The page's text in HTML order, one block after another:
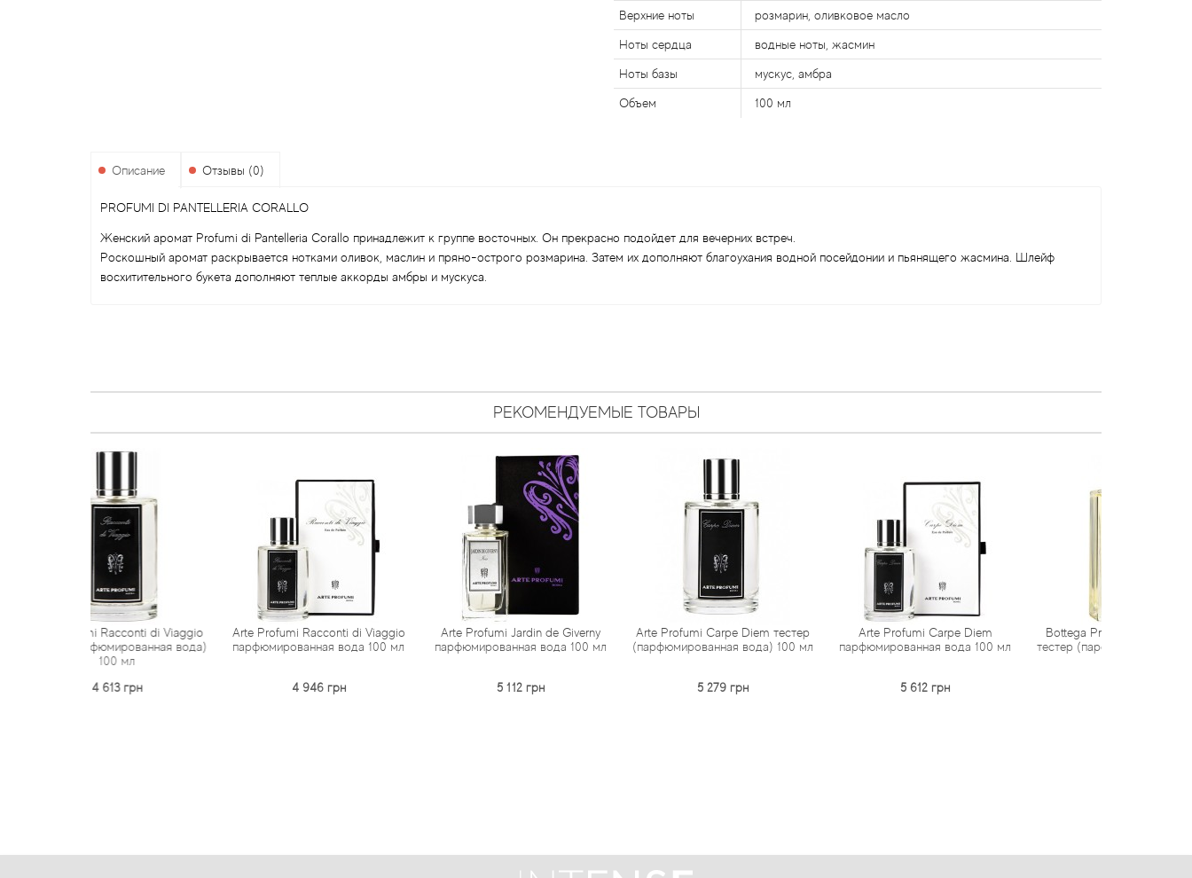
Верхние ноты розмарин, оливковое масло
Ноты сердца водные ноты, жасмин
Ноты базы мускус, амбра
Объем 100 мл
Описание Отзывы (0)
PROFUMI DI PANTELLERIA CORALLO
Женский аромат Profumi di Pantelleria Corallo принадлежит к группе восточных. Он прекрасно подойдет для вечерних встреч.
Роскошный аромат раскрывается нотками оливок, маслин и пряно-острого розмарина. Затем их дополняют благоухания водной посейдонии и пьянящего жасмина. Шлейф
восхитительного букета дополняют теплые аккорды амбры и мускуса.
РЕКОМЕНДУЕМЫЕ ТОВАРЫ
Racconti di Viaggio
вода)
Arte Profumi Racconti di Viaggio
парфюмированная вода 100 мл
Arte Profumi Jardin de Giverny
парфюмированная вода 100 мл
Arte Profumi Carpe Diem тестер
(парфюмированная вода) 100 мл
Arte Profumi Carpe Diem
парфюмированная вода 100 мл
Bottega Profumiera Mon Jardin
тестер (парфюмированная вода)